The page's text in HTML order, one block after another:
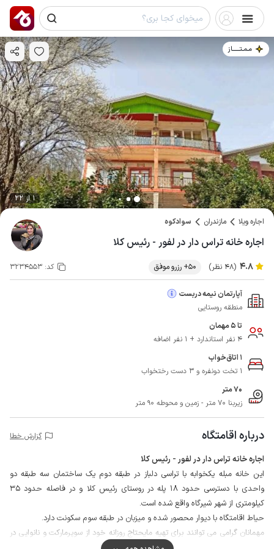
مـمـتــــــاز
1 از 22
اجاره ویلا مازندران سوادکوه
اجاره خانه تراس دار در لفور - رئیس کلا
4.8 (48 نظر) 50+ رزرو موفق کد: 3234553
آپارتمان نیمه دربست
منطقه روستایی
تا 5 مهمان
4 نفر استاندارد + 1 نفر اضافه
1 اتاق‌خواب
1 تخت دونفره و 3 دست رختخواب
70 متر
زیربنا 70 متر - زمین و محوطه 90 متر
درباره اقامتگاه گزارش خطا
اجاره خانه تراس دار در لفور - رئیس کلا
این خانه مبله یکخوابه با تراسی دلباز در طبقه دوم یک ساختمان سه طبقه دو
واحدی با دسترسی حدود 18 پله در روستای رئیس کلا و در فاصله حدود 35
کیلومتری از شهر شیرگاه واقع شده است.
حیاط اقامتگاه با دیوار محصور شده و میزبان در طبقه سوم سکونت دارد.
مهمانان گرامی می توانند برای تهیه مایحتاج روزانه خود از سوپرمارکت و نانوایی در